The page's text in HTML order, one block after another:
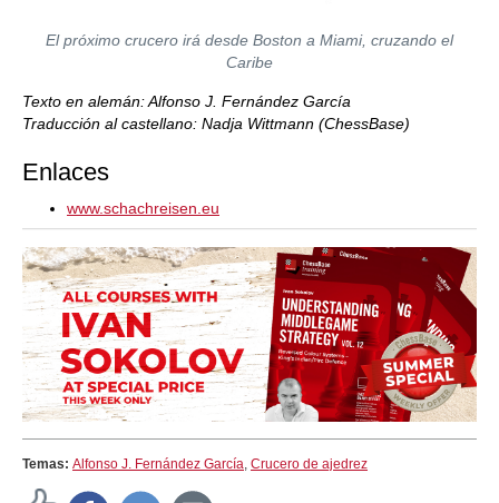
El próximo crucero irá desde Boston a Miami, cruzando el
Caribe
Texto en alemán: Alfonso J. Fernández García
Traducción al castellano: Nadja Wittmann (ChessBase)
Enlaces
www.schachreisen.eu
Temas: Alfonso J. Fernández García, Crucero de ajedrez